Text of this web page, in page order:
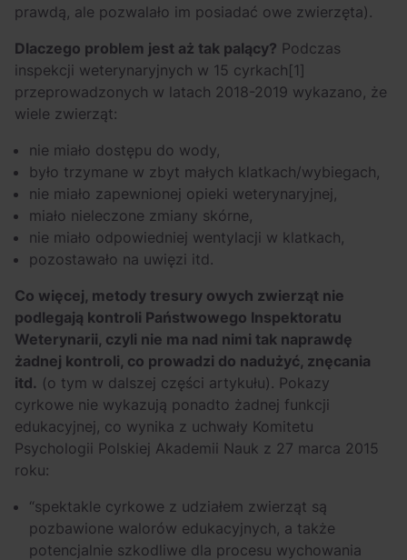
prawdą, ale pozwalało im posiadać owe zwierzęta).
Dlaczego problem jest aż tak palący? Podczas
inspekcji weterynaryjnych w 15 cyrkach[1]
przeprowadzonych w latach 2018-2019 wykazano, że
wiele zwierząt:
nie miało dostępu do wody,
było trzymane w zbyt małych klatkach/wybiegach,
nie miało zapewnionej opieki weterynaryjnej,
miało nieleczone zmiany skórne,
nie miało odpowiedniej wentylacji w klatkach,
pozostawało na uwięzi itd.
Co więcej, metody tresury owych zwierząt nie
podlegają kontroli Państwowego Inspektoratu
Weterynarii, czyli nie ma nad nimi tak naprawdę
żadnej kontroli, co prowadzi do nadużyć, znęcania
itd. (o tym w dalszej części artykułu). Pokazy
cyrkowe nie wykazują ponadto żadnej funkcji
edukacyjnej, co wynika z uchwały Komitetu
Psychologii Polskiej Akademii Nauk z 27 marca 2015
roku:
“spektakle cyrkowe z udziałem zwierząt są
pozbawione walorów edukacyjnych, a także
potencjalnie szkodliwe dla procesu wychowania